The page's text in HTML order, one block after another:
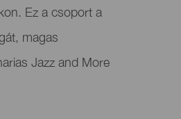
Ez a csoport a
magas
Jazz and More